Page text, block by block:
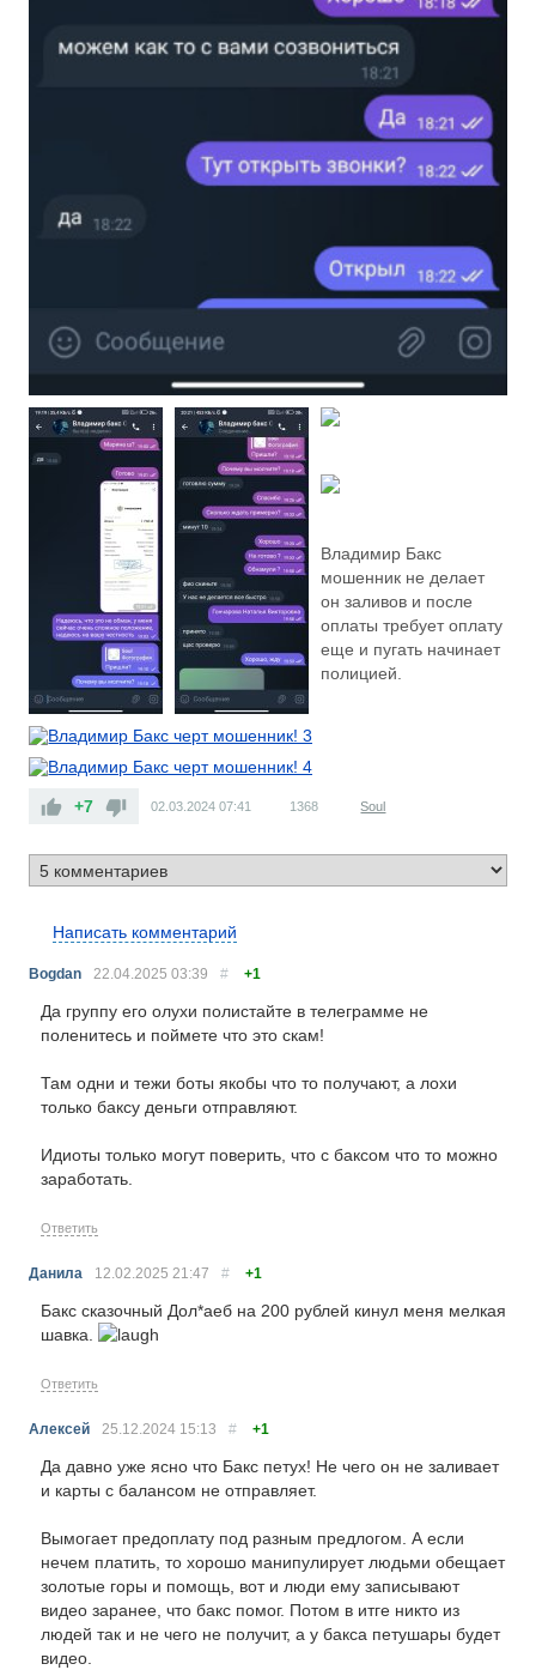
Владимир Бакс
мошенник не делает
он заливов и после
оплаты требует оплату
еще и пугать начинает
полицией.
+7 02.03.2024 07:41 1368 Soul
Написать комментарий
Bogdan 22.04.2025 03:39 # +1
Да группу его олухи полистайте в телеграмме не
поленитесь и поймете что это скам!
Там одни и тежи боты якобы что то получают, а лохи
только баксу деньги отправляют.
Идиоты только могут поверить, что с баксом что то можно
заработать.
Ответить
Данила 12.02.2025 21:47 # +1
Бакс сказочный Дол*аеб на 200 рублей кинул меня мелкая
шавка.
Ответить
Алексей 25.12.2024 15:13 # +1
Да давно уже ясно что Бакс петух! Не чего он не заливает
и карты с балансом не отправляет.
Вымогает предоплату под разным предлогом. А если
нечем платить, то хорошо манипулирует людьми обещает
золотые горы и помощь, вот и люди ему записывают
видео заранее, что бакс помог. Потом в итге никто из
людей так и не чего не получит, а у бакса петушары будет
видео.